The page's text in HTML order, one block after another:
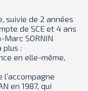
suivie de 2 années
de SCE et 4 ans
Marc SORNIN
:
en elle-même,
en 1987, qui